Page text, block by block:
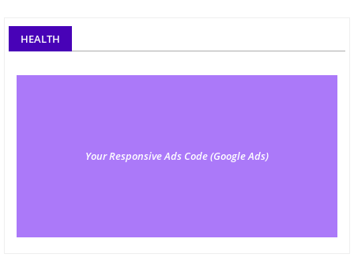
HEALTH
Your Responsive Ads Code (Google Ads)